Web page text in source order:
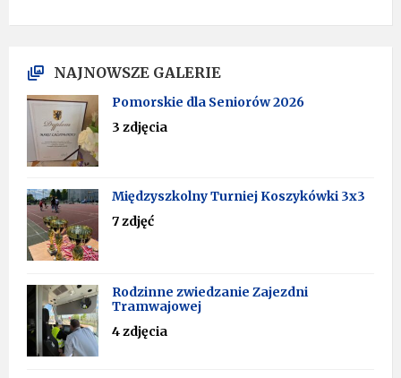
NAJNOWSZE GALERIE
Pomorskie dla Seniorów 2026
3 zdjęcia
Międzyszkolny Turniej Koszykówki 3x3
7 zdjęć
Rodzinne zwiedzanie Zajezdni
Tramwajowej
4 zdjęcia